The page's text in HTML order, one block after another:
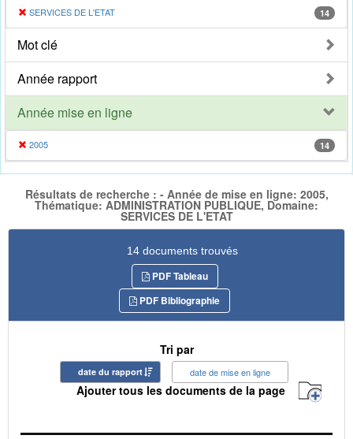
SERVICES DE L'ETAT 14
Mot clé
Année rapport
Année mise en ligne
2005 14
Résultats de recherche : - Année de mise en ligne: 2005,
Thématique: ADMINISTRATION PUBLIQUE, Domaine:
SERVICES DE L'ETAT
14 documents trouvés
PDF Tableau
PDF Bibliographie
Tri par
date du rapport date de mise en ligne
Ajouter tous les documents de la page